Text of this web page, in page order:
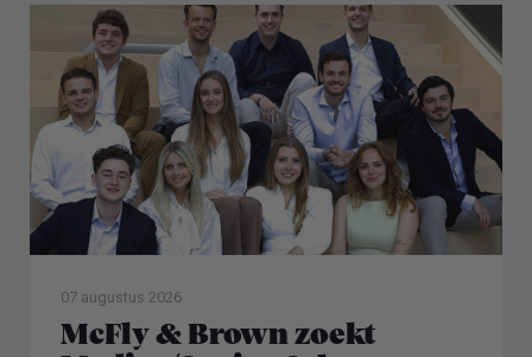
07 augustus 2026
McFly & Brown zoekt